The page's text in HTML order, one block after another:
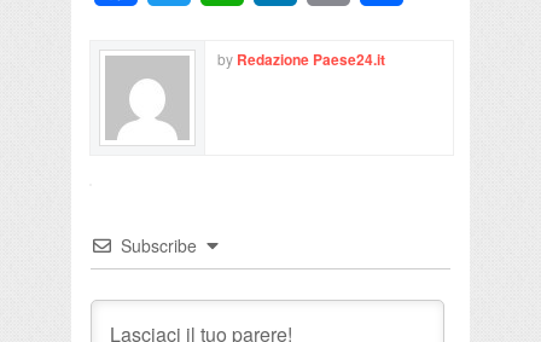
by Redazione Paese24.it
Subscribe